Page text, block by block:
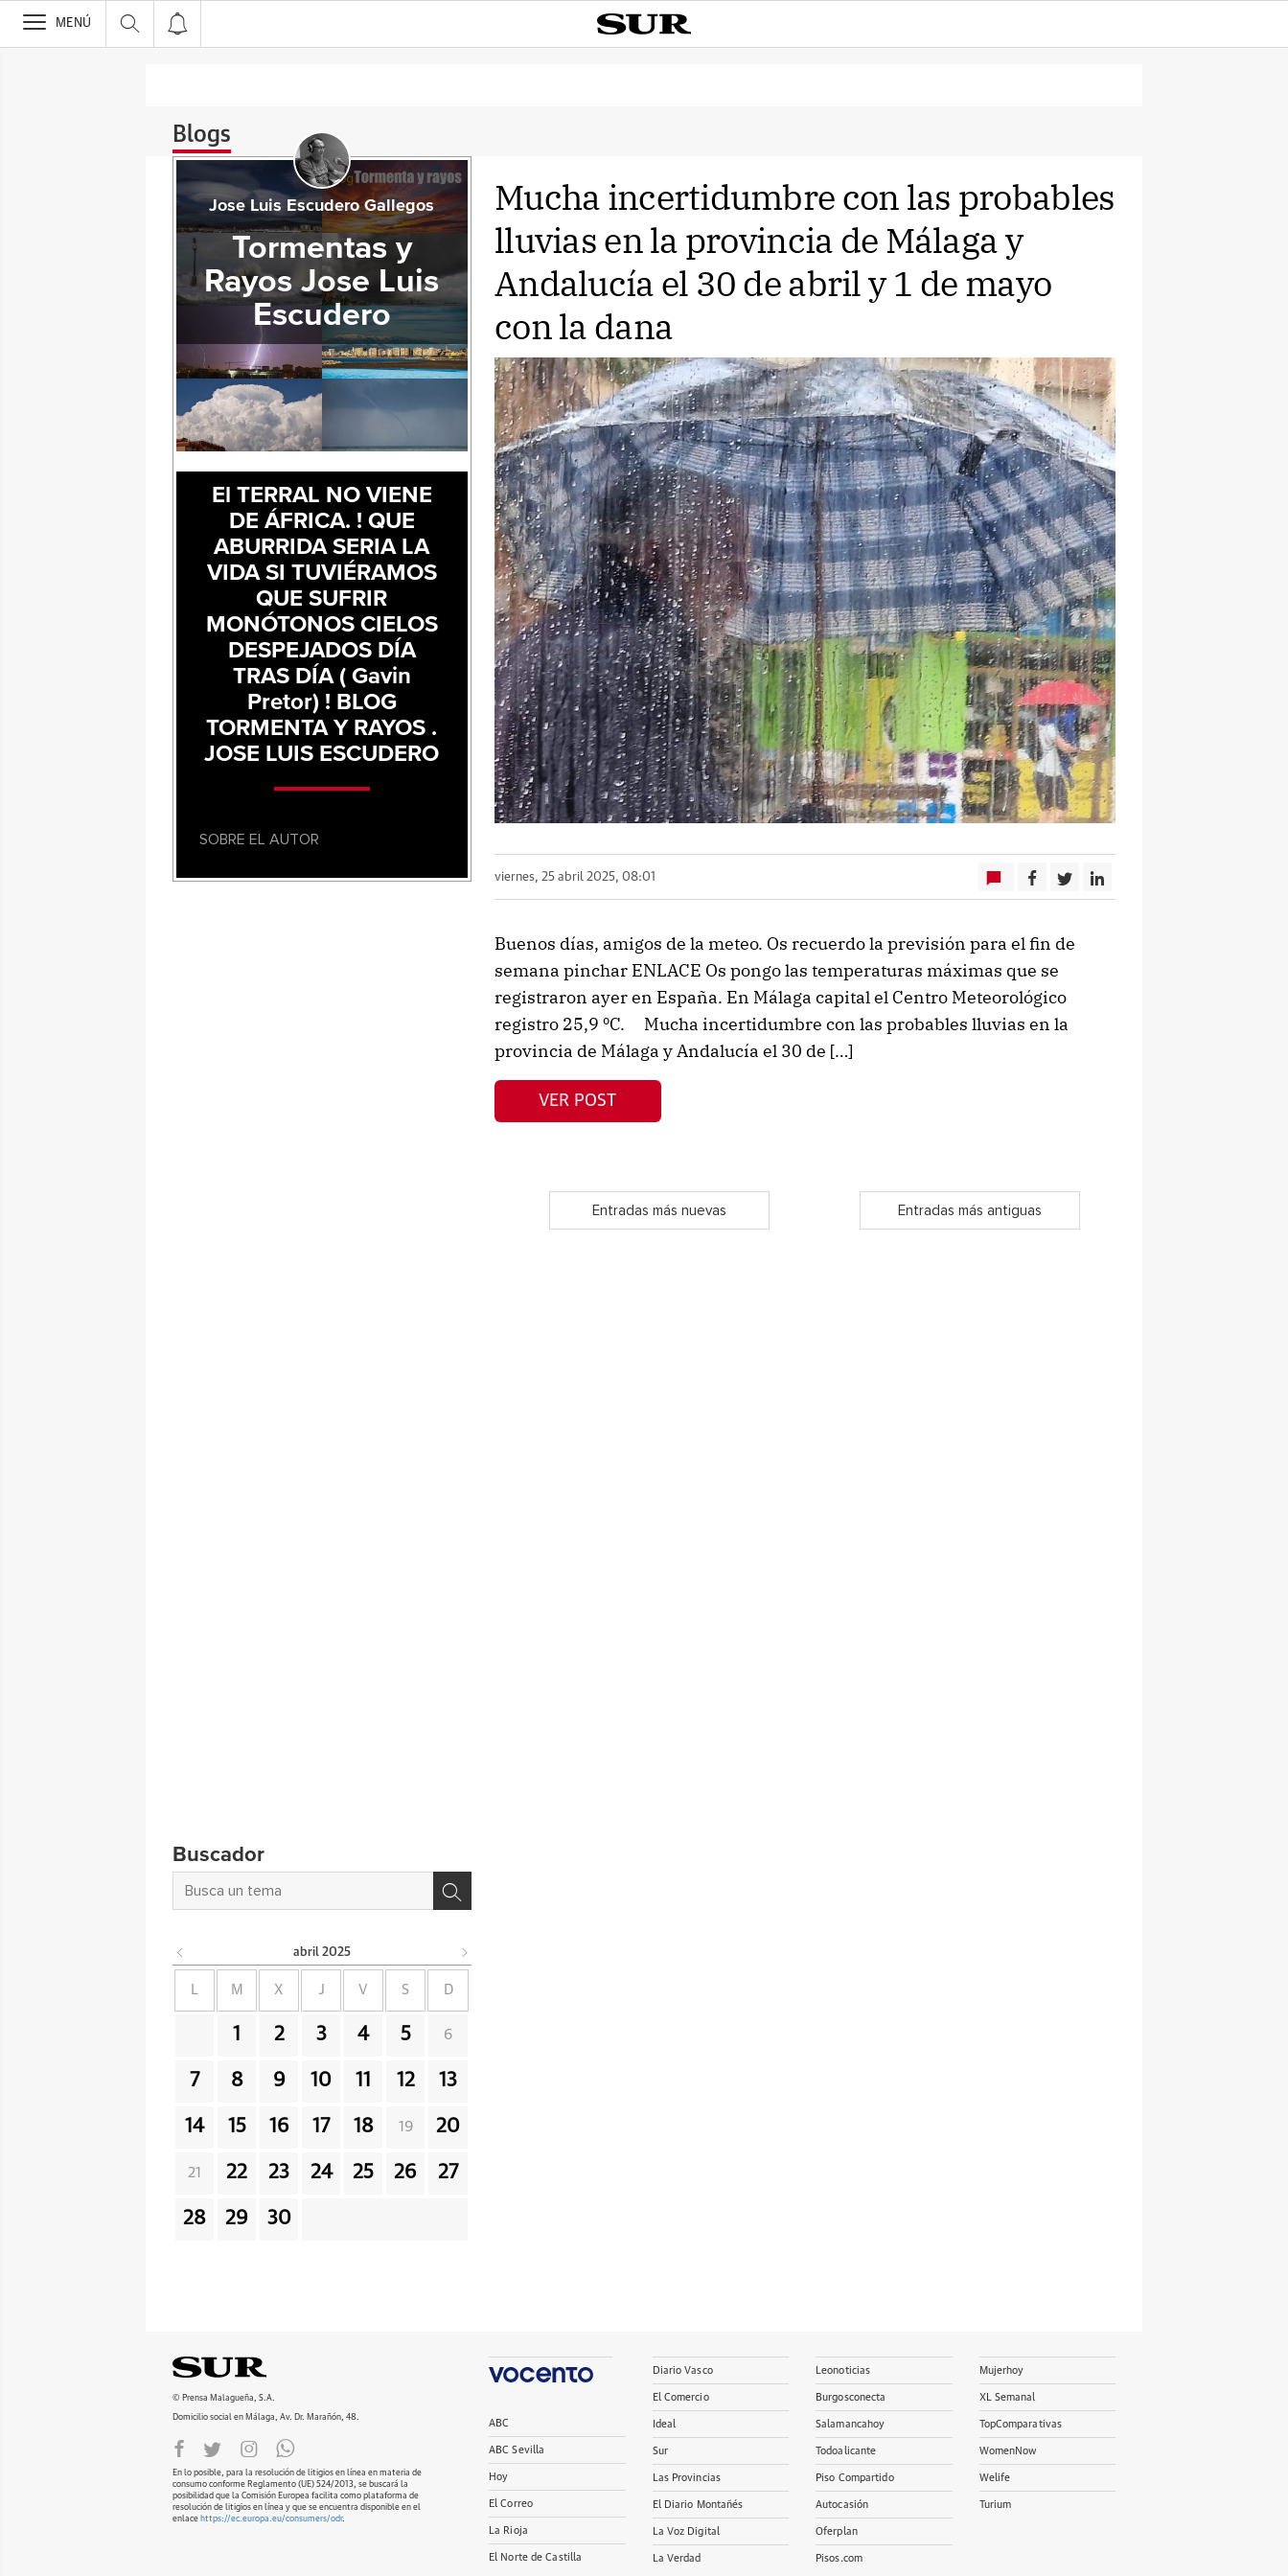
>
MENÚ
Blogs
Mucha incertidumbre con las probables
lluvias en la provincia de Málaga y
Andalucía el 30 de abril y 1 de mayo
con la dana
viernes, 25 abril 2025, 08:01
Buenos días, amigos de la meteo. Os recuerdo la previsión para el fin de
semana pinchar ENLACE Os pongo las temperaturas máximas que se
registraron ayer en España. En Málaga capital el Centro Meteorológico
registro 25,9 ºC. Mucha incertidumbre con las probables lluvias en la
provincia de Málaga y Andalucía el 30 de […]
VER POST
Entradas más nuevas Entradas más antiguas
Jose Luis Escudero Gallegos
Tormentas y
Rayos Jose Luis
Escudero
El TERRAL NO VIENE
DE ÁFRICA. ! QUE
ABURRIDA SERIA LA
VIDA SI TUVIÉRAMOS
QUE SUFRIR
MONÓTONOS CIELOS
DESPEJADOS DÍA
TRAS DÍA ( Gavin
Pretor) ! BLOG
TORMENTA Y RAYOS .
JOSE LUIS ESCUDERO
SOBRE EL AUTOR
Buscador
abril 2025
L M X J V S D
1 2 3 4 5 6
7 8 9 10 11 12 13
14 15 16 17 18 19 20
21 22 23 24 25 26 27
28 29 30
© Prensa Malagueña, S.A.
Domicilio social en Málaga, Av. Dr. Marañón, 48.
En lo posible, para la resolución de litigios en línea en materia de
consumo conforme Reglamento (UE) 524/2013, se buscará la
posibilidad que la Comisión Europea facilita como plataforma de
resolución de litigios en línea y que se encuentra disponible en el
enlace https://ec.europa.eu/consumers/odr.
ABC
ABC Sevilla
Hoy
El Correo
La Rioja
El Norte de Castilla
Diario Vasco
El Comercio
Ideal
Sur
Las Provincias
El Diario Montañés
La Voz Digital
La Verdad
Leonoticias
Burgosconecta
Salamancahoy
Todoalicante
Piso Compartido
Autocasión
Oferplan
Pisos.com
Mujerhoy
XL Semanal
TopComparativas
WomenNow
Welife
Turium